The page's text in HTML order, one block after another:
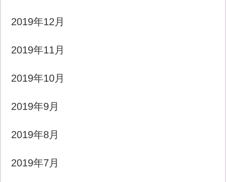
2019年12月
2019年11月
2019年10月
2019年9月
2019年8月
2019年7月